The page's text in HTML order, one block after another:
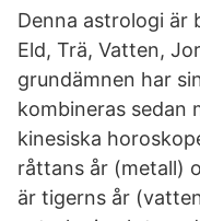
Denna astrologi är
Eld, Trä, Vatten,
grundämnen har
kombineras sedan
kinesiska
råttans år (metall)
är tigerns år